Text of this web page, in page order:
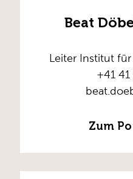
Beat
Leiter Institut
+41
Zum